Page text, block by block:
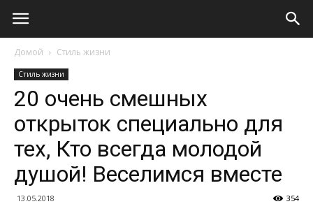
Домой Стиль жизни
Стиль жизни
20 очень смешных
открыток специально для
тех, Кто всегда молодой
душой! Веселимся вместе
13.05.2018 354